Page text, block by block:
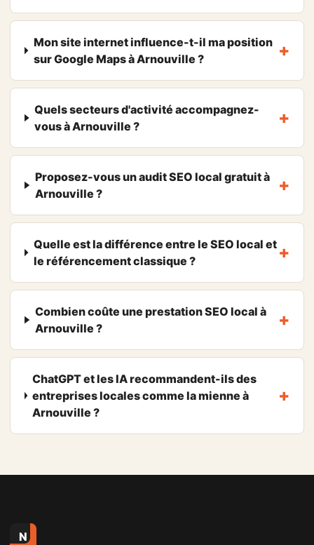
Mon site internet influence-t-il ma position
sur Google Maps à Arnouville ?
Quels secteurs d'activité accompagnez-
vous à Arnouville ?
Proposez-vous un audit SEO local gratuit à
Arnouville ?
Quelle est la différence entre le SEO local et
le référencement classique ?
Combien coûte une prestation SEO local à
Arnouville ?
ChatGPT et les IA recommandent-ils des
entreprises locales comme la mienne à
Arnouville ?
N